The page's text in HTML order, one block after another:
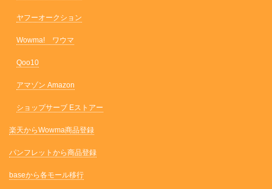
ヤフーオークション
Wowma! ワウマ
Qoo10
アマゾン Amazon
ショップサーブ Eストアー
楽天からWowma商品登録
パンフレットから商品登録
baseから各モール移行